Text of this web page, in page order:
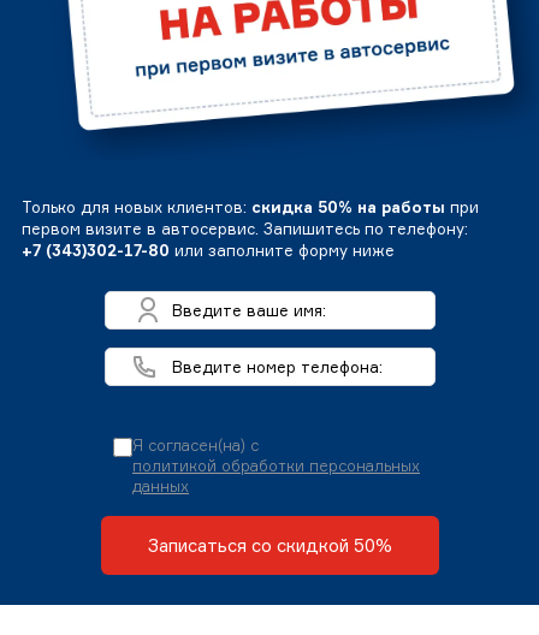
Только для новых клиентов: скидка 50% на работы при
первом визите в автосервис. Запишитесь по телефону:
+7 (343)302-17-80 или заполните форму ниже
Я согласен(на) с
политикой обработки персональных
данных
Записаться со скидкой 50%